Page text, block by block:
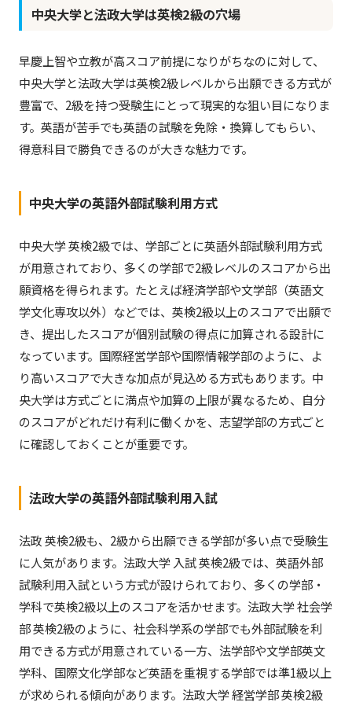
中央大学と法政大学は英検2級の穴場
早慶上智や立教が高スコア前提になりがちなのに対して、
中央大学と法政大学は英検2級レベルから出願できる方式が
豊富で、2級を持つ受験生にとって現実的な狙い目になりま
す。英語が苦手でも英語の試験を免除・換算してもらい、
得意科目で勝負できるのが大きな魅力です。
中央大学の英語外部試験利用方式
中央大学 英検2級では、学部ごとに英語外部試験利用方式
が用意されており、多くの学部で2級レベルのスコアから出
願資格を得られます。たとえば経済学部や文学部（英語文
学文化専攻以外）などでは、英検2級以上のスコアで出願で
き、提出したスコアが個別試験の得点に加算される設計に
なっています。国際経営学部や国際情報学部のように、よ
り高いスコアで大きな加点が見込める方式もあります。中
央大学は方式ごとに満点や加算の上限が異なるため、自分
のスコアがどれだけ有利に働くかを、志望学部の方式ごと
に確認しておくことが重要です。
法政大学の英語外部試験利用入試
法政 英検2級も、2級から出願できる学部が多い点で受験生
に人気があります。法政大学 入試 英検2級では、英語外部
試験利用入試という方式が設けられており、多くの学部・
学科で英検2級以上のスコアを活かせます。法政大学 社会学
部 英検2級のように、社会科学系の学部でも外部試験を利
用できる方式が用意されている一方、法学部や文学部英文
学科、国際文化学部など英語を重視する学部では準1級以上
が求められる傾向があります。法政大学 経営学部 英検2級